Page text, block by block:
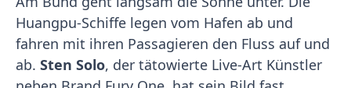
Huangpu-Schiffe legen vom Hafen ab und
fahren mit ihren Passagieren den Fluss auf und
ab. Sten Solo, der tätowierte Live-Art Künstler